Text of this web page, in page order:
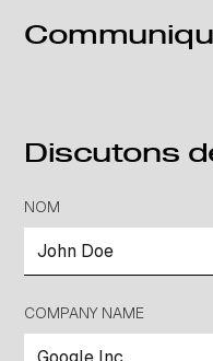
Discutons
NOM
COMPANY NAME